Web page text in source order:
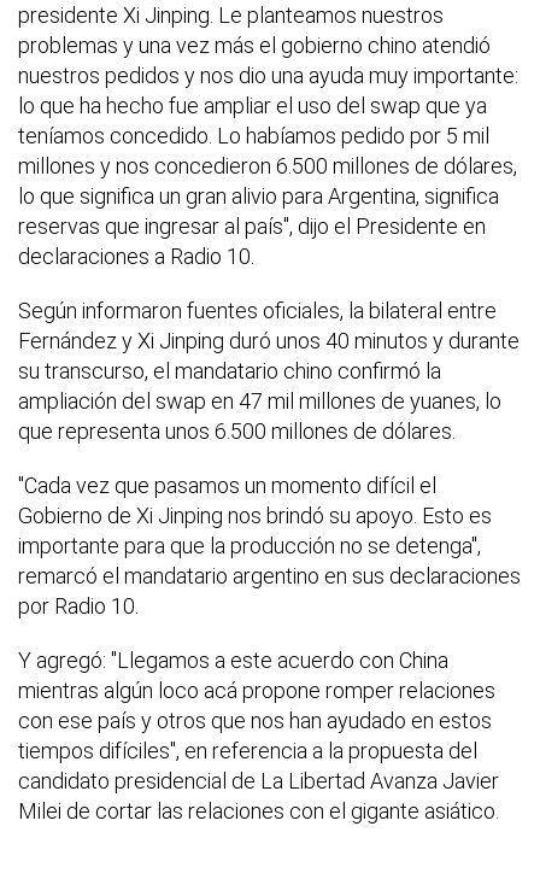
presidente Xi Jinping. Le planteamos nuestros
problemas y una vez más el gobierno chino atendió
nuestros pedidos y nos dio una ayuda muy importante:
lo que ha hecho fue ampliar el uso del swap que ya
teníamos concedido. Lo habíamos pedido por 5 mil
millones y nos concedieron 6.500 millones de dólares,
lo que significa un gran alivio para Argentina, significa
reservas que ingresar al país", dijo el Presidente en
declaraciones a Radio 10.
Según informaron fuentes oficiales, la bilateral entre
Fernández y Xi Jinping duró unos 40 minutos y durante
su transcurso, el mandatario chino confirmó la
ampliación del swap en 47 mil millones de yuanes, lo
que representa unos 6.500 millones de dólares.
"Cada vez que pasamos un momento difícil el
Gobierno de Xi Jinping nos brindó su apoyo. Esto es
importante para que la producción no se detenga",
remarcó el mandatario argentino en sus declaraciones
por Radio 10.
Y agregó: "Llegamos a este acuerdo con China
mientras algún loco acá propone romper relaciones
con ese país y otros que nos han ayudado en estos
tiempos difíciles", en referencia a la propuesta del
candidato presidencial de La Libertad Avanza Javier
Milei de cortar las relaciones con el gigante asiático.